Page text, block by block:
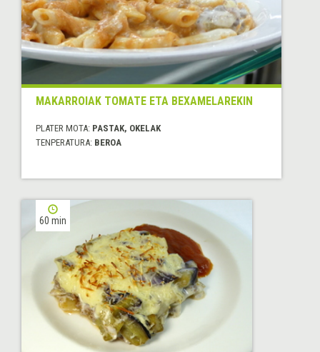
MAKARROIAK TOMATE ETA BEXAMELAREKIN
PLATER MOTA: PASTAK, OKELAK
TENPERATURA: BEROA
60 min